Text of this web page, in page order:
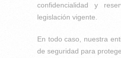
confidencialidad y
legislación vigente.
En todo caso, nuestra
de seguridad para